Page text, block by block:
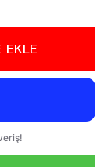
EKLE